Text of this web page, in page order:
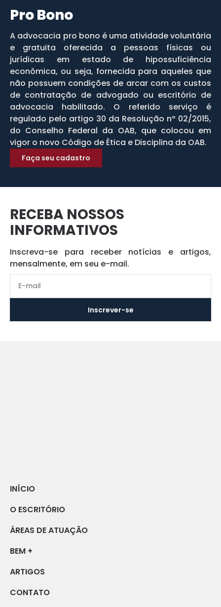
Pro Bono
A advocacia pro bono é uma atividade voluntária
e gratuita oferecida a pessoas físicas ou
jurídicas em estado de hipossuficiência
econômica, ou seja, fornecida para aqueles que
não possuem condições de arcar com os custos
de contratação de advogado ou escritório de
advocacia habilitado. O referido serviço é
regulado pelo artigo 30 da Resolução nº 02/2015,
do Conselho Federal da OAB, que colocou em
vigor o novo Código de Ética e Disciplina da OAB.
Faça seu cadastro
RECEBA NOSSOS
INFORMATIVOS
Inscreva-se para receber notícias e artigos,
mensalmente, em seu e-mail.
Inscrever-se
INÍCIO
O ESCRITÓRIO
ÁREAS DE ATUAÇÃO
BEM +
ARTIGOS
CONTATO